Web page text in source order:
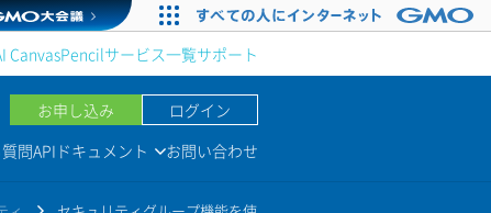
CanvasPencilサービス一覧サポート
お申し込み
ログイン
問APIドキュメント お問い合わせ